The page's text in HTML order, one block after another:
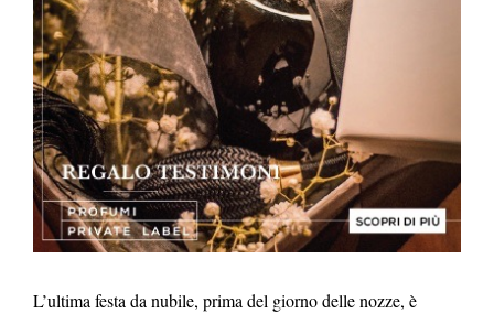
L’ultima festa da nubile, prima del giorno delle nozze, è